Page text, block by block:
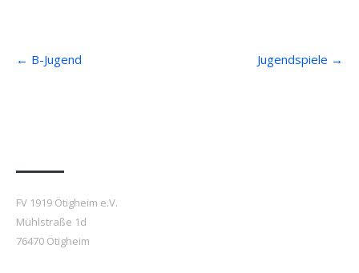
navigation
← B-Jugend Jugendspiele →
FV 1919 Ötigheim e.V.
Mühlstraße 1d
76470 Ötigheim